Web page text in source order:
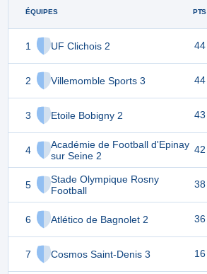
ÉQUIPES
1 UF Clichois 2
2 Villemomble Sports 3
3 Etoile Bobigny 2
4
Académie de Football d'Epinay
sur Seine 2
5
Stade Olympique Rosny
Football
6 Atlético de Bagnolet 2
7 Cosmos Saint-Denis 3
PTS
44
44
43
42
38
36
16